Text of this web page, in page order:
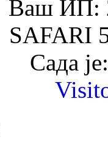
Ваш ИП:
SAFARI
Сада